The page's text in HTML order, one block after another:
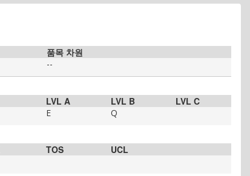
품목 차원
--
LVL A LVL B LVL C
E Q
TOS UCL